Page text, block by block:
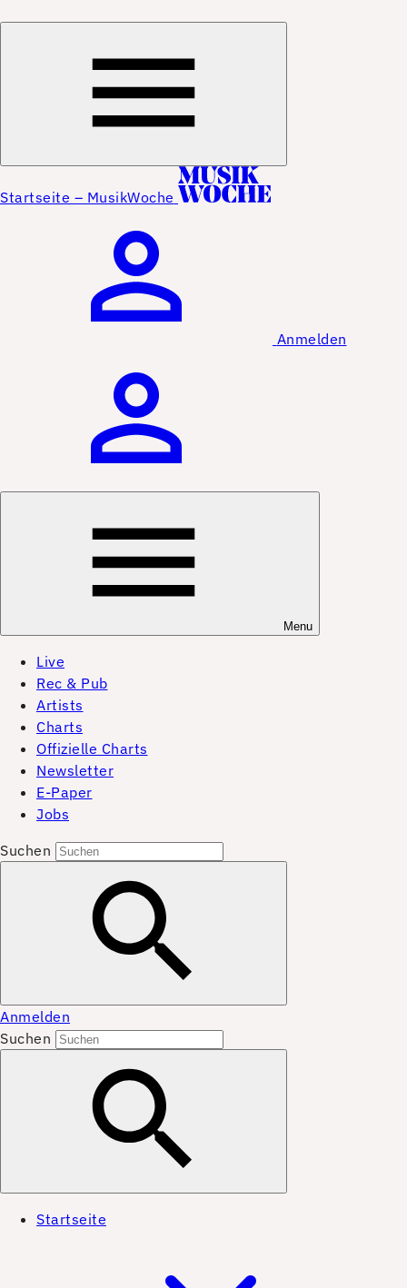
Startseite – MusikWoche
Anmelden
Menu
Live
Rec & Pub
Artists
Charts
Offizielle Charts
Newsletter
E-Paper
Jobs
Suchen
Anmelden
Suchen
Startseite